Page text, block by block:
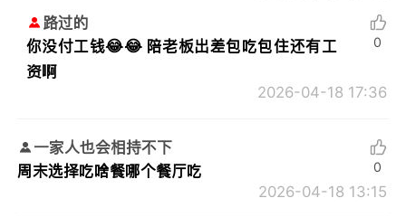
路过的
你没付工钱😂😂 陪老板出差包吃包住还有工
资啊
2026-04-18 17:36
0
一家人也会相持不下
周末选择吃啥餐哪个餐厅吃
2026-04-18 13:15
0